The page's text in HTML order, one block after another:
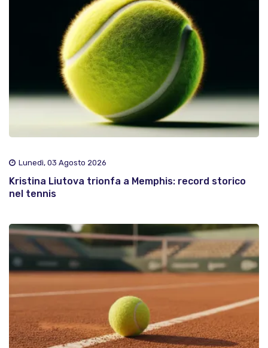
Lunedì, 03 Agosto 2026
Kristina Liutova trionfa a Memphis: record storico
nel tennis